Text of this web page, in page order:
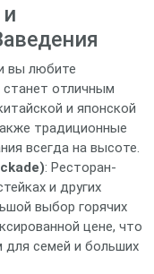
вы любите
станет отличным
и японской
традиционные
всегда на высоте.
: Ресторан-
и других
выбор горячих
цене, что
для семей и больших